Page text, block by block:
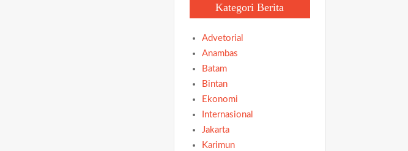
Kategori Berita
Advetorial
Anambas
Batam
Bintan
Ekonomi
Internasional
Jakarta
Karimun